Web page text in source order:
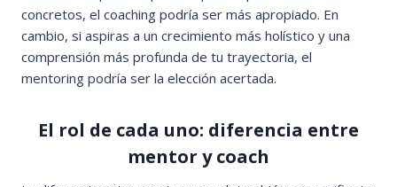
concretos, el coaching podría ser más apropiado. En
cambio, si aspiras a un crecimiento más holístico y una
comprensión más profunda de tu trayectoria, el
mentoring podría ser la elección acertada.
El rol de cada uno: diferencia entre
mentor y coach